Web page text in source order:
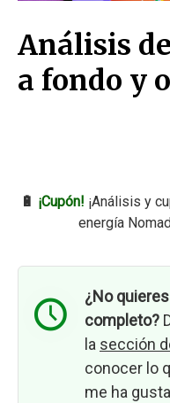
Análisis
a fondo y
🔋 ¡Cupón! ¡Análisis y
energía
¿No
completo?
la sección
conocer lo
me ha